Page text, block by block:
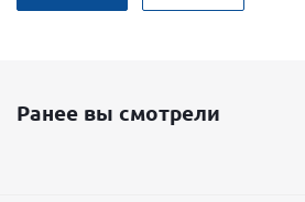
Ранее вы смотрели